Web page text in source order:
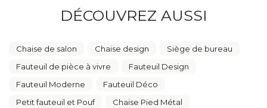
DÉCOUVREZ AUSSI
Chaise de salon Chaise design
Siège de bureau
Fauteuil de pièce à vivre
Fauteuil Design
Fauteuil Moderne
Fauteuil Déco
Petit fauteuil et Pouf
Chaise Pied Métal